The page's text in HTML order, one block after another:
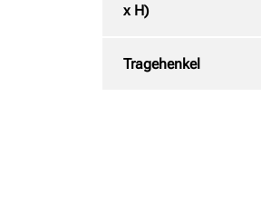
x H)
Tragehenkel